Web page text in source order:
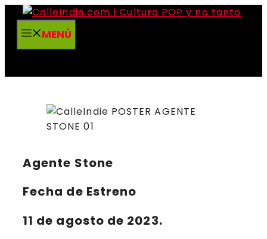
Saltar
contenidoMENÚ
Agente Stone
Fecha de Estreno
11 de agosto de 2023.